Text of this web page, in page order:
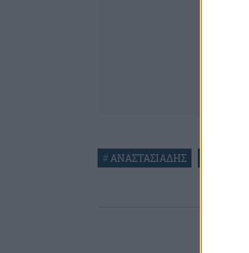
# ΑΝΑΣΤΑΣΙΑΔΗΣ